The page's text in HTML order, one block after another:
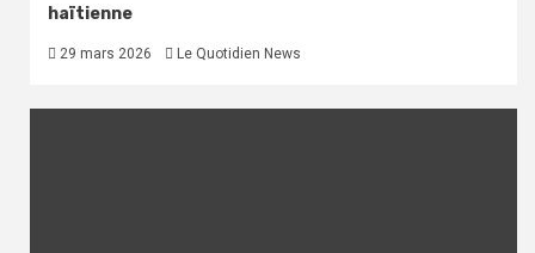
haïtienne
29 mars 2026 Le Quotidien News